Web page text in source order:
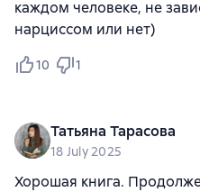
каждом человеке, не
нарциссом или нет)
10 1
Татьяна Тарасова
18 July 2025
Хорошая книга.